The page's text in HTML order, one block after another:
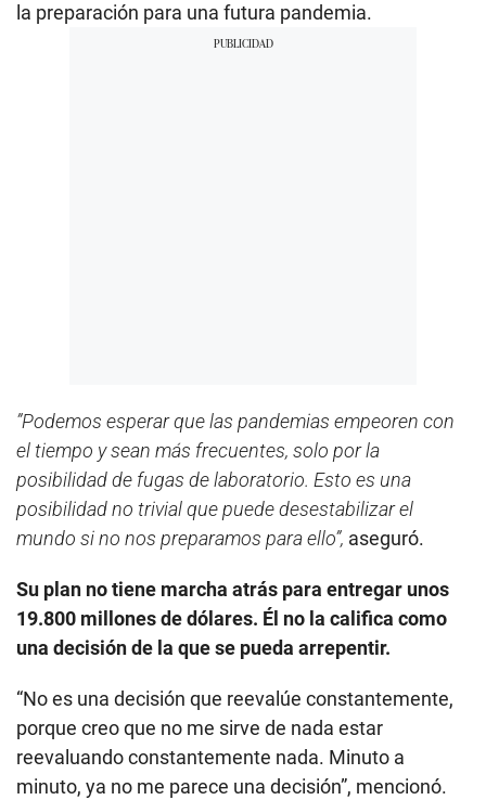
la preparación para una futura pandemia.
”Podemos esperar que las pandemias empeoren con
el tiempo y sean más frecuentes, solo por la
posibilidad de fugas de laboratorio. Esto es una
posibilidad no trivial que puede desestabilizar el
mundo si no nos preparamos para ello”, aseguró.
Su plan no tiene marcha atrás para entregar unos
19.800 millones de dólares. Él no la califica como
una decisión de la que se pueda arrepentir.
“No es una decisión que reevalúe constantemente,
porque creo que no me sirve de nada estar
reevaluando constantemente nada. Minuto a
minuto, ya no me parece una decisión”, mencionó.